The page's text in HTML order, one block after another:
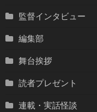
監督インタビュー
編集部
舞台挨拶
読者プレゼント
連載・実話怪談